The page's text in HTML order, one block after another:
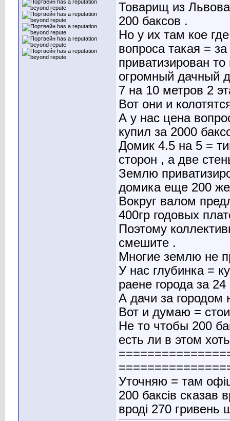
Товарищ из
200 баксов .
Но у их там кое
вопроса такая =
приватизирован
огромный дачный
7 на 10 метров 2
Вот они и
А у нас цена
купил за 2000
Домик 4.5 на 5 =
сторон , а две
Землю
домика еще 200
Вокруг валом
400гр годовых
Поэтому
смешите .
Многие землю не
У нас глубинка =
раене города за
А дачи за городом
Вот и думаю =
Не то чтобы 200
есть ли в этом
Уточняю = там
200 баксів сказав
вроді 270